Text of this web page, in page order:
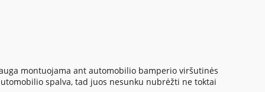
montuojama ant automobilio bamperio viršutinės
spalva, tad juos nesunku nubrėžti ne toktai